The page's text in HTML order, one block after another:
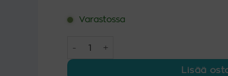
oli:
Varastossa
Kattava autonpesusetti ulkopinnoille
Lisää